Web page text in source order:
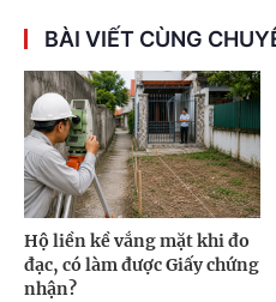
BÀI VIẾT CÙNG
Hộ liền kề vắng mặt khi đo
đạc, có làm được Giấy chứng
nhận?